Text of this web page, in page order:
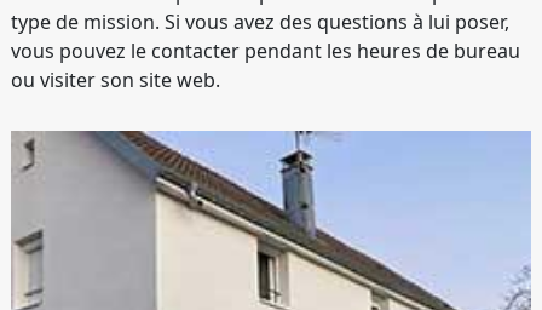
type de mission. Si vous avez des questions à lui poser,
vous pouvez le contacter pendant les heures de bureau
ou visiter son site web.